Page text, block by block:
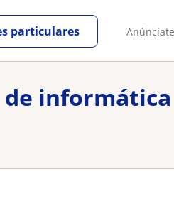
Anúnciate
particulares
de